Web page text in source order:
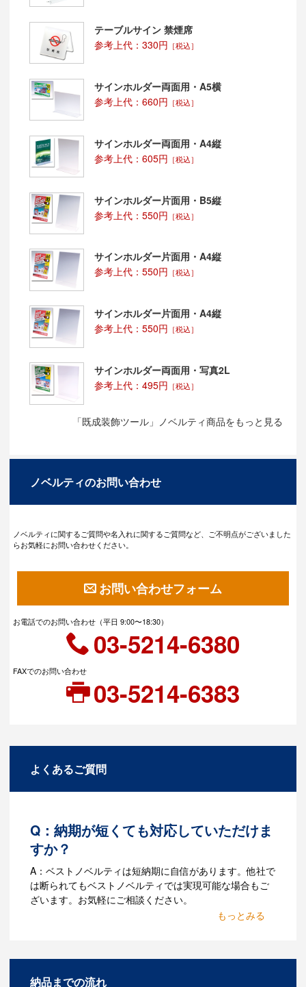
テーブルサイン 禁煙席
参考上代：330円 ［税込］
サインホルダー両面用・A5横
参考上代：660円 ［税込］
サインホルダー両面用・A4縦
参考上代：605円 ［税込］
サインホルダー片面用・B5縦
参考上代：550円 ［税込］
サインホルダー片面用・A4縦
参考上代：550円 ［税込］
サインホルダー片面用・A4縦
参考上代：550円 ［税込］
サインホルダー両面用・写真2L
参考上代：495円 ［税込］
「既成装飾ツール」ノベルティ商品をもっと見る
ノベルティのお問い合わせ
ノベルティに関するご質問や名入れに関するご質問など、ご不明点がございました
らお気軽にお問い合わせください。
お問い合わせフォーム
お電話でのお問い合わせ（平日 9:00〜18:30）
03-5214-6380
FAXでのお問い合わせ
03-5214-6383
よくあるご質問
Q：納期が短くても対応していただけま
すか？
A：ベストノベルティは短納期に自信があります。他社で
は断られてもベストノベルティでは実現可能な場合もご
ざいます。お気軽にご相談ください。
があります。Adobe illustratorのaiファイ
納品までの流れ